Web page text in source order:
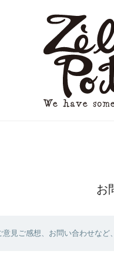
お
見ご感想、お問い合わせなど